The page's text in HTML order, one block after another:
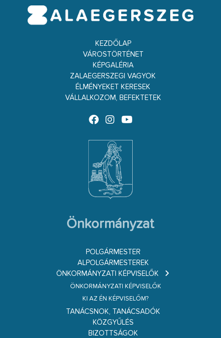
KEZDŐLAP
VÁROSTÖRTÉNET
KÉPGALÉRIA
ZALAEGERSZEGI VAGYOK
ÉLMÉNYEKET KERESEK
VÁLLALKOZOM, BEFEKTETEK
Önkormányzat
POLGÁRMESTER
ALPOLGÁRMESTEREK
ÖNKORMÁNYZATI KÉPVISELŐK
ÖNKORMÁNYZATI KÉPVISELŐK
KI AZ ÉN KÉPVISELŐM?
TANÁCSNOK, TANÁCSADÓK
KÖZGYŰLÉS
BIZOTTSÁGOK